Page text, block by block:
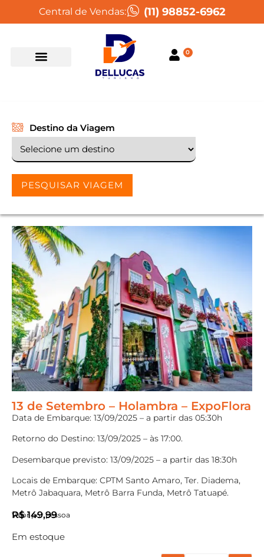
Central de Vendas: (11) 98852-6962
0
Destino da Viagem
PESQUISAR VIAGEM
13 de Setembro – Holambra – ExpoFlora
Data de Embarque: 13/09/2025 – a partir das 05:30h
Retorno do Destino: 13/09/2025 – às 17:00.
Desembarque previsto: 13/09/2025 – a partir das 18:30h
Locais de Embarque: CPTM Santo Amaro, Ter. Diadema,
Metrô Jabaquara, Metrô Barra Funda, Metrô Tatuapé.
R$149,99
Valor por pessoa
Em estoque